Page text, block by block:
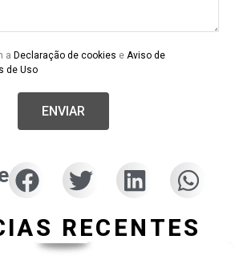
a Declaração de cookies e Aviso de
de Uso
ENVIAR
RECENTES